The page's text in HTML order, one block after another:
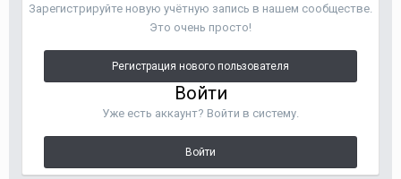
Зарегистрируйте новую учётную запись в нашем сообществе.
Это очень просто!
Регистрация нового пользователя
Войти
Уже есть аккаунт? Войти в систему.
Войти